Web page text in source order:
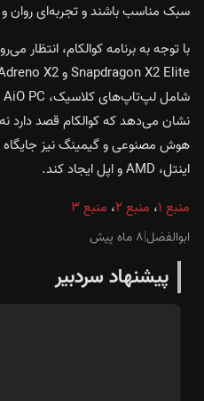
سبک مناسب باشند و تجربه‌ای روان و
با توجه به برنامه کوالکام، انتظار
نشان می‌دهد که کوالکام قصد دارد نه
هوش مصنوعی و گیمینگ نیز جایگاه
اینتل، AMD و اپل ایجاد کند.
منبع ۱ ، منبع ۲ ، منبع ۳
ابوالفضل|۸ ماه پیش
پیشنهاد سردبیر